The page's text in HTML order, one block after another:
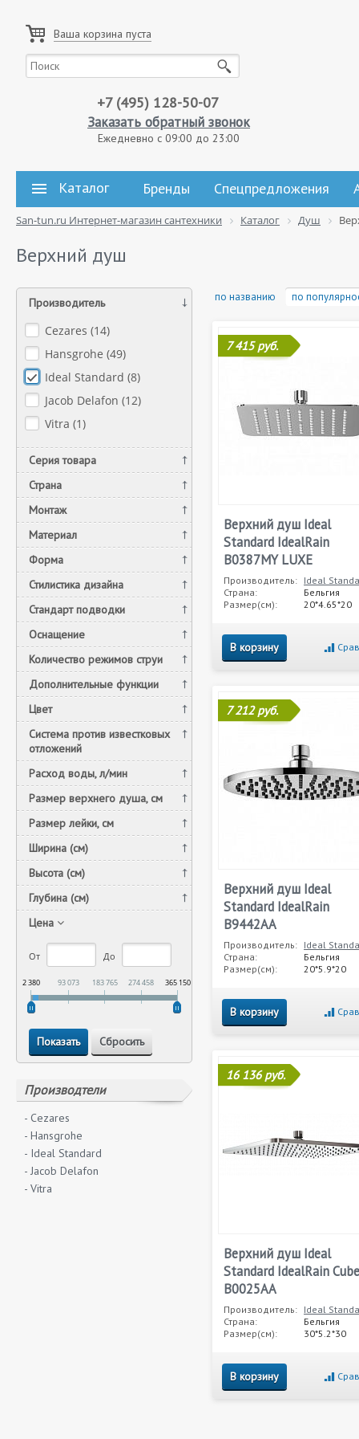
Ваша корзина пуста
+7 (495) 128-50-07
Заказать обратный звонок
Ежедневно с 09:00 до 23:00
Каталог Бренды Спецпредложения
San-tun.ru Интернет-магазин сантехники Каталог Душ
Верхний душ
Производитель
Cezares (14)
Hansgrohe (49)
Ideal Standard (8)
Jacob Delafon (12)
Vitra (1)
Серия товара
Страна
Монтаж
Материал
Форма
Стилистика дизайна
Стандарт подводки
Оснащение
Количество режимов струи
Дополнительные функции
Цвет
Система против известковых
отложений
Расход воды, л/мин
Размер верхнего душа, см
Размер лейки, см
Ширина (см)
Высота (см)
Глубина (см)
Цена
От До
2 380 93 073 183 765 274 458 365 150
Производтели
- Cezares
- Hansgrohe
- Ideal Standard
- Jacob Delafon
- Vitra
по названию по
7 415 руб.
Верхний душ Ideal
Standard IdealRain
B0387MY LUXE
Производитель: Ideal
Страна:
Бельгия
Размер(см):
20*4.65*20
В корзину
7 212 руб.
Верхний душ Ideal
Standard IdealRain
B9442AA
Производитель: Ideal
Страна:
Бельгия
Размер(см):
20*5.9*20
В корзину
16 136 руб.
Верхний душ Ideal
Standard IdealRain Cube
B0025AA
Производитель: Ideal
Страна:
Бельгия
Размер(см):
30*5.2*30
В корзину